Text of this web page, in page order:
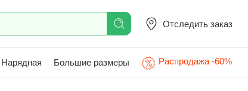
Отследить заказ
Нарядная Большие размеры Распродажа -60%